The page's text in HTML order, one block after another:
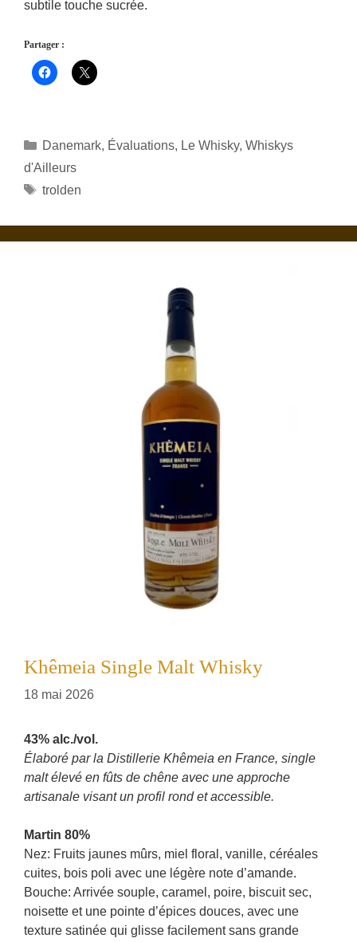
subtile touche sucrée.
Partager :
Catégories
Danemark, Évaluations, Le Whisky, Whiskys
d'Ailleurs
Étiquettes
trolden
Khêmeia Single Malt Whisky
18 mai 2026
43% alc./vol.
Élaboré par la Distillerie Khêmeia en France, single
malt élevé en fûts de chêne avec une approche
artisanale visant un profil rond et accessible.
Martin 80%
Nez: Fruits jaunes mûrs, miel floral, vanille, céréales
cuites, bois poli avec une légère note d’amande.
Bouche: Arrivée souple, caramel, poire, biscuit sec,
noisette et une pointe d’épices douces, avec une
texture satinée qui glisse facilement sans grande